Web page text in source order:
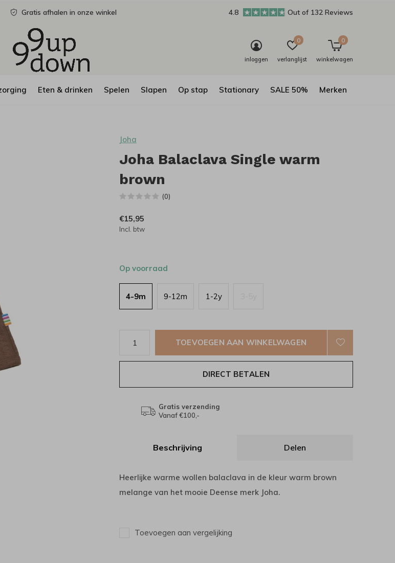
Eten & drinken Spelen Slapen Op stap Stationary SALE 50% Merken
inloggen verlanglijst
0
winkelwagen
0
Gratis afhalen in onze winkel 4.8 Out of 132 Reviews
Joha
Joha Balaclava Single warm
brown
(0)
€15,95
Incl. btw
Op voorraad
4-9m 9-12m 1-2y
TOEVOEGEN AAN WINKELWAGEN
DIRECT BETALEN
Gratis verzending
Vanaf €100,-
Beschrijving Delen
Heerlijke warme wollen balaclava in de kleur warm brown
melange van het mooie Deense merk Joha.
Toevoegen aan vergelijking